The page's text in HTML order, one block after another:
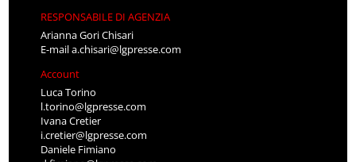
RESPONSABILE DI AGENZIA
Arianna Gori Chisari
E-maila.chisari@lgpresse.com
Account
Luca Torino
l.torino@lgpresse.com
Ivana Cretier
i.cretier@lgpresse.com
Daniele Fimiano